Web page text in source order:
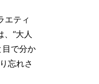
エティ
“大人
目で分か
忘れさ